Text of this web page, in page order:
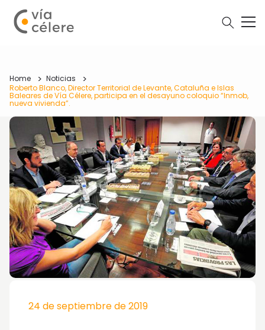
Home
Noticias
Roberto Blanco, Director Territorial de Levante, Cataluña e Islas
Baleares de Vía Célere, participa en el desayuno coloquio “Inmob,
nueva vivienda”.
24 de septiembre de 2019